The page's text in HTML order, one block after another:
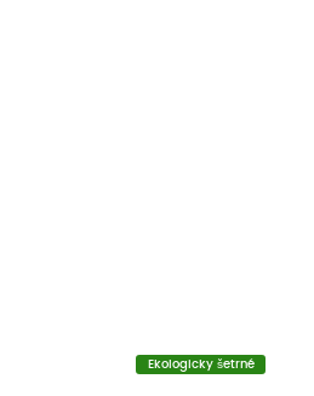
Ekologicky šetrné